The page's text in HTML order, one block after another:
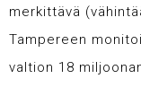
merkittävä
Tampereen
valtion 18